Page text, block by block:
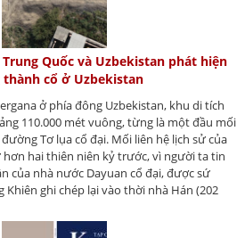
Quốc và Uzbekistan phát hiện
cổ ở Uzbekistan
ở phía đông Uzbekistan, khu di tích
110.000 mét vuông, từng là một đầu mối
Tơ lụa cổ đại. Mối liên hệ lịch sử của
hơn hai thiên niên kỷ trước, vì người ta tin
của nhà nước Dayuan cổ đại, được sứ
ghi chép lại vào thời nhà Hán (202